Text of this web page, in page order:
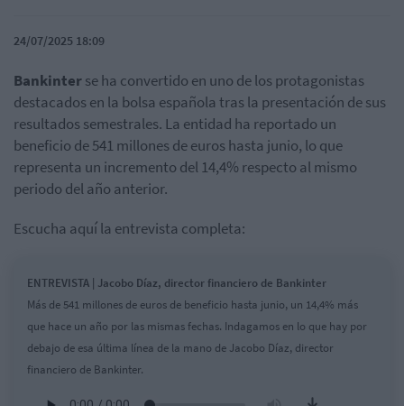
24/07/2025 18:09
Bankinterse ha convertido en uno de los protagonistas
destacados en la bolsa española tras la presentación de sus
resultados semestrales. La entidad ha reportado un
beneficio de 541 millones de euros hasta junio, lo que
representa un incremento del 14,4% respecto al mismo
periodo del año anterior.
Escucha aquí la entrevista completa:
ENTREVISTA | Jacobo Díaz, director financiero de Bankinter
Más de 541 millones de euros de beneficio hasta junio, un 14,4% más
que hace un año por las mismas fechas. Indagamos en lo que hay por
debajo de esa última línea de la mano de Jacobo Díaz, director
financiero de Bankinter.